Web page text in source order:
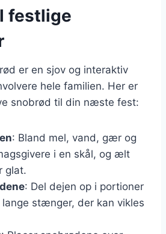
festlige
er en sjov og interaktiv
hele familien. Her er
snobrød til din næste fest:
: Bland mel, vand, gær og
i en skål, og ælt
glat.
: Del dejen op i portioner
stænger, der kan vikles